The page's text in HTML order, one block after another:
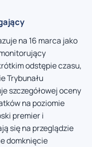
na 16 marca jako
odstępie czasu,
Trybunału
szczegółowej oceny
na poziomie
premier i
się na przeglądzie
domknięcie